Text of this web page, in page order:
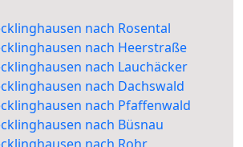
nach Rosental
nach Heerstraße
nach Lauchäcker
nach Dachswald
nach Pfaffenwald
nach Büsnau